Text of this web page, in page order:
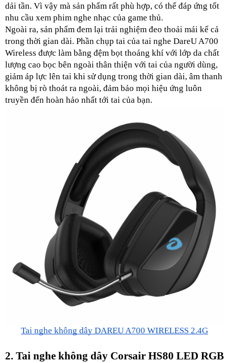
dải tần. Vì vậy mà sản phẩm rất phù hợp, có thể đáp ứng tốt
nhu cầu xem phim nghe nhạc của game thủ.
Ngoài ra, sản phẩm đem lại trải nghiệm đeo thoải mái kể cả
trong thời gian dài. Phần chụp tai của tai nghe DareU A700
Wireless được làm bằng đệm bọt thoáng khí với lớp da chất
lượng cao bọc bên ngoài thân thiện với tai của người dùng,
giảm áp lực lên tai khi sử dụng trong thời gian dài, âm thanh
không bị rò thoát ra ngoài, đảm bảo mọi hiệu ứng luôn
truyền đến hoàn hảo nhất tới tai của bạn.
Tai nghe không dây DAREU A700 WIRELESS 2.4G
2. Tai nghe không dây Corsair HS80 LED RGB